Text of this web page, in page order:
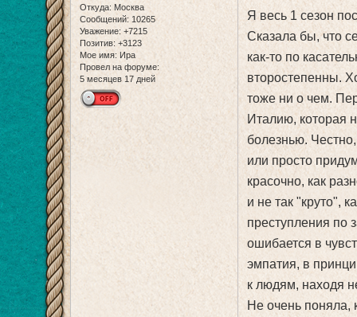
Откуда: Москва
Сообщений: 10265
Уважение: +7215
Позитив: +3123
Мое имя: Ира
Провел на форуме:
5 месяцев 17 дней
Я весь 1 сезон
Сказала бы, что
как-то по
второстепенны.
тоже ни о чем.
Италию, которая
болезнью.
или просто
красочно, как
и не так "круто",
преступления по
ошибается в
эмпатия, в
к людям, находя
Не очень поняла,